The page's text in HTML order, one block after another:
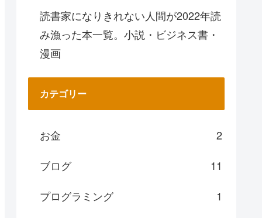
読書家になりきれない人間が2022年読
み漁った本一覧。小説・ビジネス書・
漫画
カテゴリー
お金
2
ブログ
11
プログラミング
1